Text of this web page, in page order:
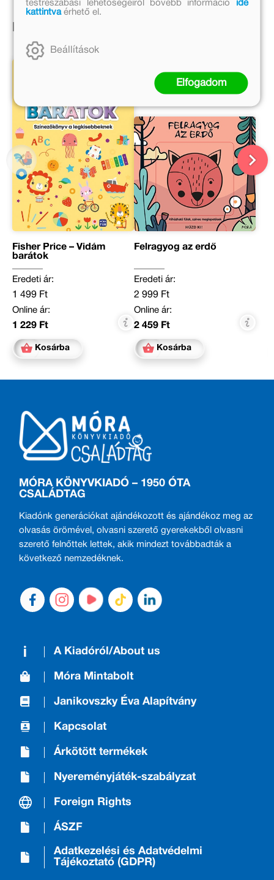
Fisher Price – Vidám
barátok
Eredeti ár:
1 499 Ft
Online ár:
1 229 Ft
Kosárba
Felragyog az erdő
Eredeti ár:
2 999 Ft
Online ár:
2 459 Ft
Kosárba
MÓRA KÖNYVKIADÓ – 1950 ÓTA
CSALÁDTAG
Kiadónk generációkat ajándékozott és ajándékoz meg az
olvasás örömével, olvasni szerető gyerekekből olvasni
szerető felnőttek lettek, akik mindezt továbbadták a
következő nemzedéknek.
A Kiadóról/About us
Móra Mintabolt
Janikovszky Éva Alapítvány
Kapcsolat
Árkötött termékek
Nyereményjáték-szabályzat
Foreign Rights
ÁSZF
Adatkezelési és Adatvédelmi
Tájékoztató (GDPR)
testreszabási lehetőségeiről bővebb információ
ide
kattintvaérhető el.
Beállítások
Elfogadom